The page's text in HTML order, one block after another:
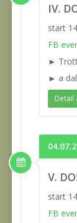
IV.
start
FB
►
► a
Detail
V.
start
FB